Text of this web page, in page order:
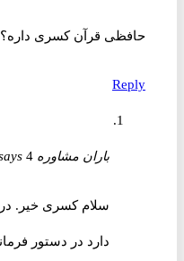
حافظی قرآن کسری داره؟
Reply
باران مشاوره says 4 سال ago
دارد در دستور